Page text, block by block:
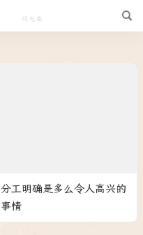
分工明确是多么令人高兴的
事情